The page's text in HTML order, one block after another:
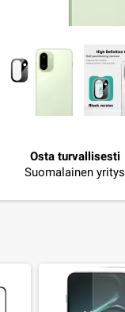
Osta turvallisesti
Suomalainen yritys